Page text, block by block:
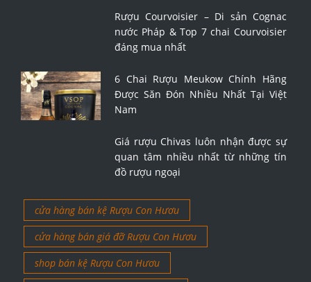
Rượu Courvoisier – Di sản Cognac
nước Pháp & Top 7 chai Courvoisier
đáng mua nhất
6 Chai Rượu Meukow Chính Hãng
Được Săn Đón Nhiều Nhất Tại Việt
Nam
Giá rượu Chivas luôn nhận được sự
quan tâm nhiều nhất từ những tín
đồ rượu ngoại
cửa hàng bán kệ Rượu Con Hươu
cửa hàng bán giá đỡ Rượu Con Hươu
shop bán kệ Rượu Con Hươu